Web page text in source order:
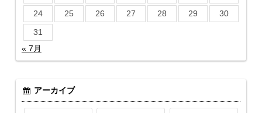
24
25 26 27 28 29
30
31
« 7月
アーカイブ